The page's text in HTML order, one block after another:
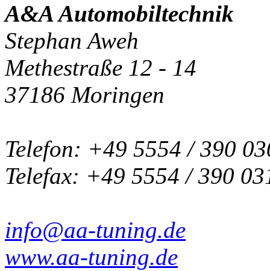
A&A Automobiltechnik
Stephan Aweh
Methestraße 12 - 14
37186 Moringen
Telefon: +49 5554 / 390
Telefax: +49 5554 / 390
info@aa-tuning.de
www.aa-tuning.de